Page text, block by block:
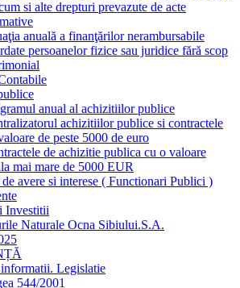
si alte drepturi prevazute de acte
anuală a finanţărilor nerambursabile
persoanelor fizice sau juridice fără scop
anual al achizitiilor publice
achizitiilor publice si contractele
de peste 5000 de euro
de achizitie publica cu o valoare
mai mare de 5000 EUR
avere si interese ( Functionari Publici )
Investitii
Naturale Ocna Sibiului.S.A.
Legislatie
544/2001